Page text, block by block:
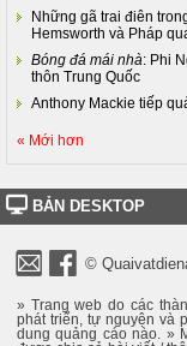
Những gã trai điên
Hemsworth và Pháp
Bóng đá mái nhà: Phi
thôn Trung Quốc
Anthony Mackie tiếp
« Mới hơn
BẢN DESKTOP
©
» Trang web do các
phát triển, tự nguyện và
dung quảng cáo nào. »